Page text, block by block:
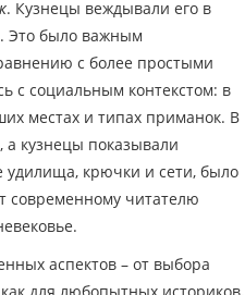
. Кузнецы веждывали его в
Это было важным
с более простыми
с социальным контекстом: в
местах и типах приманок. В
а кузнецы показывали
крючки и сети, было
современному читателю
аспектов – от выбора